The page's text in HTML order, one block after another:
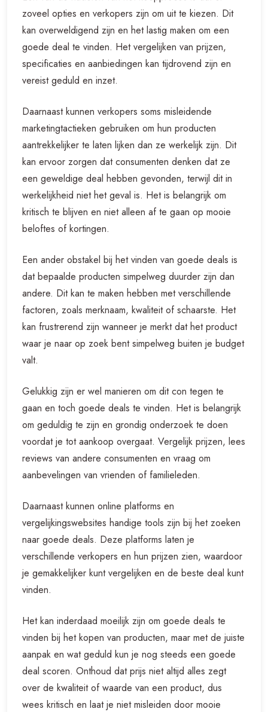
zoveel opties en verkopers zijn om uit te kiezen. Dit
kan overweldigend zijn en het lastig maken om een
goede deal te vinden. Het vergelijken van prijzen,
specificaties en aanbiedingen kan tijdrovend zijn en
vereist geduld en inzet.
Daarnaast kunnen verkopers soms misleidende
marketingtactieken gebruiken om hun producten
aantrekkelijker te laten lijken dan ze werkelijk zijn. Dit
kan ervoor zorgen dat consumenten denken dat ze
een geweldige deal hebben gevonden, terwijl dit in
werkelijkheid niet het geval is. Het is belangrijk om
kritisch te blijven en niet alleen af te gaan op mooie
beloftes of kortingen.
Een ander obstakel bij het vinden van goede deals is
dat bepaalde producten simpelweg duurder zijn dan
andere. Dit kan te maken hebben met verschillende
factoren, zoals merknaam, kwaliteit of schaarste. Het
kan frustrerend zijn wanneer je merkt dat het product
waar je naar op zoek bent simpelweg buiten je budget
valt.
Gelukkig zijn er wel manieren om dit con tegen te
gaan en toch goede deals te vinden. Het is belangrijk
om geduldig te zijn en grondig onderzoek te doen
voordat je tot aankoop overgaat. Vergelijk prijzen, lees
reviews van andere consumenten en vraag om
aanbevelingen van vrienden of familieleden.
Daarnaast kunnen online platforms en
vergelijkingswebsites handige tools zijn bij het zoeken
naar goede deals. Deze platforms laten je
verschillende verkopers en hun prijzen zien, waardoor
je gemakkelijker kunt vergelijken en de beste deal kunt
vinden.
Het kan inderdaad moeilijk zijn om goede deals te
vinden bij het kopen van producten, maar met de juiste
aanpak en wat geduld kun je nog steeds een goede
deal scoren. Onthoud dat prijs niet altijd alles zegt
over de kwaliteit of waarde van een product, dus
wees kritisch en laat je niet misleiden door mooie